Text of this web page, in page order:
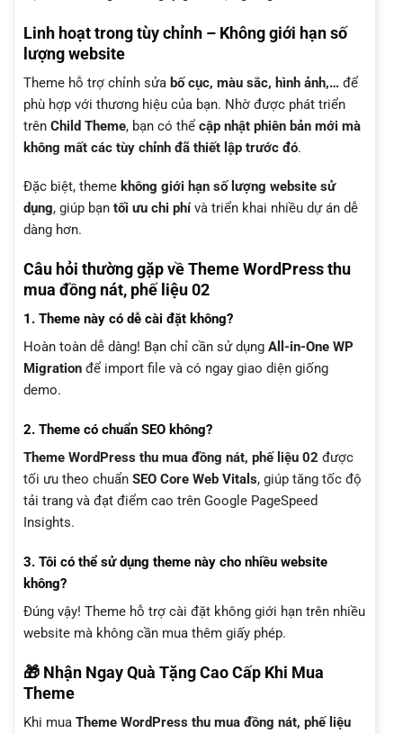
Linh hoạt trong tùy chỉnh – Không giới hạn số
lượng website
Theme hỗ trợ chỉnh sửa bố cục, màu sắc, hình ảnh,… để
phù hợp với thương hiệu của bạn. Nhờ được phát triển
trên Child Theme, bạn có thể cập nhật phiên bản mới mà
không mất các tùy chỉnh đã thiết lập trước đó.
Đặc biệt, theme không giới hạn số lượng website sử
dụng, giúp bạn tối ưu chi phívà triển khai nhiều dự án dễ
dàng hơn.
Câu hỏi thường gặp về Theme WordPress thu
mua đồng nát, phế liệu 02
1. Theme này có dễ cài đặt không?
Hoàn toàn dễ dàng! Bạn chỉ cần sử dụng All-in-One WP
Migration để import file và có ngay giao diện giống
demo.
2. Theme có chuẩn SEO không?
Theme WordPress thu mua đồng nát, phế liệu 02 được
tối ưu theo chuẩn SEO Core Web Vitals, giúp tăng tốc độ
tải trang và đạt điểm cao trên Google PageSpeed
Insights.
3. Tôi có thể sử dụng theme này cho nhiều website
không?
Đúng vậy! Theme hỗ trợ cài đặt không giới hạn trên nhiều
website mà không cần mua thêm giấy phép.
🎁 Nhận Ngay Quà Tặng Cao Cấp Khi Mua
Theme
Khi mua Theme WordPress thu mua đồng nát, phế liệu